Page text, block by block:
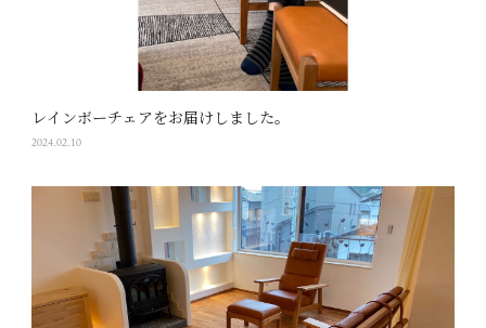
レインボーチェアをお届けしました。
2024.02.10